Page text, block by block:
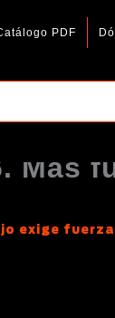
PDF
Más
exige